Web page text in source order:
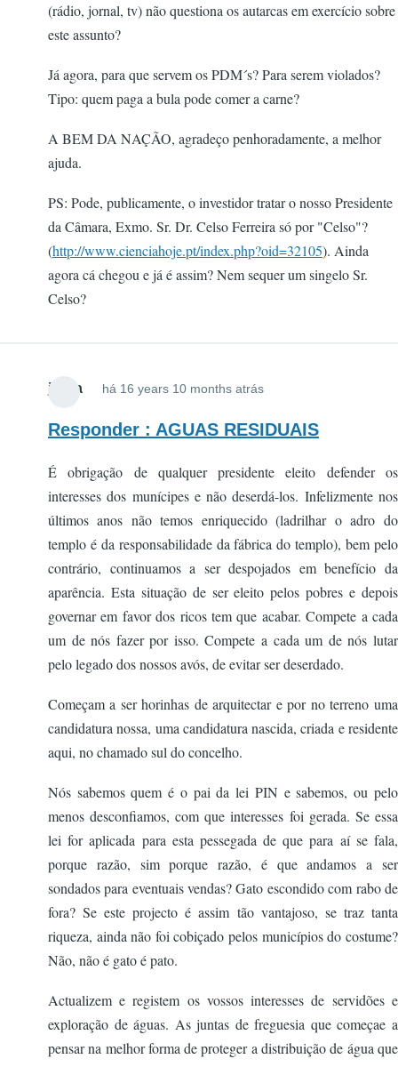
(rádio, jornal, tv) não questiona os autarcas em exercício sobre
este assunto?
Já agora, para que servem os PDM´s? Para serem violados?
Tipo: quem paga a bula pode comer a carne?
A BEM DA NAÇÃO, agradeço penhoradamente, a melhor
ajuda.
PS: Pode, publicamente, o investidor tratar o nosso Presidente
da Câmara, Exmo. Sr. Dr. Celso Ferreira só por "Celso"?
(http://www.cienciahoje.pt/index.php?oid=32105). Ainda
agora cá chegou e já é assim? Nem sequer um singelo Sr.
Celso?
jsilva há 16 years 10 months atrás
Responder : AGUAS RESIDUAIS
É obrigação de qualquer presidente eleito defender os
interesses dos munícipes e não deserdá-los. Infelizmente nos
últimos anos não temos enriquecido (ladrilhar o adro do
templo é da responsabilidade da fábrica do templo), bem pelo
contrário, continuamos a ser despojados em benefício da
aparência. Esta situação de ser eleito pelos pobres e depois
governar em favor dos ricos tem que acabar. Compete a cada
um de nós fazer por isso. Compete a cada um de nós lutar
pelo legado dos nossos avós, de evitar ser deserdado.
Começam a ser horinhas de arquitectar e por no terreno uma
candidatura nossa, uma candidatura nascida, criada e residente
aqui, no chamado sul do concelho.
Nós sabemos quem é o pai da lei PIN e sabemos, ou pelo
menos desconfiamos, com que interesses foi gerada. Se essa
lei for aplicada para esta pessegada de que para aí se fala,
porque razão, sim porque razão, é que andamos a ser
sondados para eventuais vendas? Gato escondido com rabo de
fora? Se este projecto é assim tão vantajoso, se traz tanta
riqueza, ainda não foi cobiçado pelos municípios do costume?
Não, não é gato é pato.
Actualizem e registem os vossos interesses de servidões e
exploração de águas. As juntas de freguesia que começae a
pensar na melhor forma de proteger a distribuição de água que